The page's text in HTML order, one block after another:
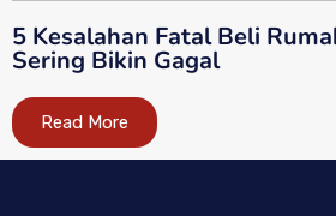
5 Kesalahan Fatal Beli
Sering Bikin Gagal
Read More